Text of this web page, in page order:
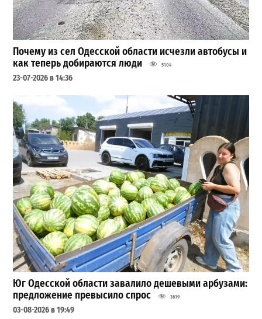
Почему из сел Одесской области исчезли автобусы и
как теперь добираются люди
5104
23-07-2026 в 14:36
Юг Одесской области завалило дешевыми арбузами:
предложение превысило спрос
3619
03-08-2026 в 19:49